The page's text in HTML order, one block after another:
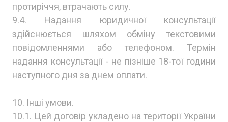
протиріччя, втрачають силу.
9.4. Надання юридичної консультації
здійснюється шляхом обміну текстовими
повідомленнями або телефоном. Термін
надання консультації - не пізніше 18-тої години
наступного дня за днем оплати.
10. Інші умови.
10.1. Цей договір укладено на території України